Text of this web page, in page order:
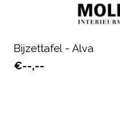
Bijzettafel - Alva
€--,--